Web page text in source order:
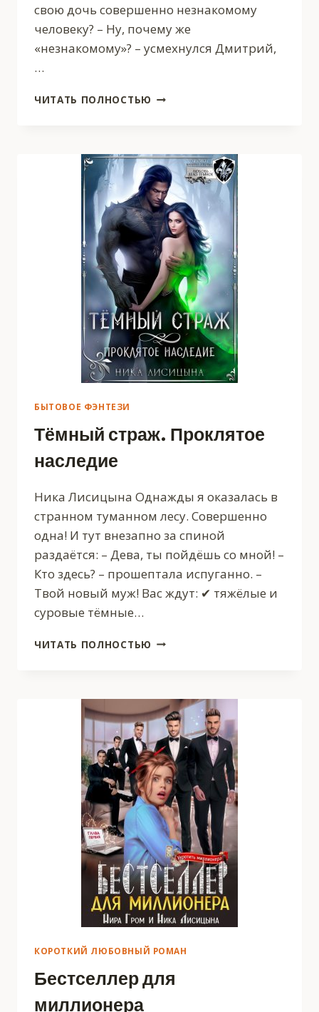
свою дочь совершенно незнакомому
человеку? – Ну, почему же
«незнакомому»? – усмехнулся Дмитрий,
…
ЧИТАТЬ ПОЛНОСТЬЮ НЯНЯ
БЫТОВОЕ ФЭНТЕЗИ
Тёмный страж. Проклятое
наследие
Ника Лисицына Однажды я оказалась в
странном туманном лесу. Совершенно
одна! И тут внезапно за спиной
раздаётся: – Дева, ты пойдёшь со мной! –
Кто здесь? – прошептала испуганно. –
Твой новый муж! Вас ждут: ✔ тяжёлые и
суровые тёмные…
ЧИТАТЬ ПОЛНОСТЬЮ ТЁМНЫЙ
КОРОТКИЙ ЛЮБОВНЫЙ РОМАН
Бестселлер для
миллионера